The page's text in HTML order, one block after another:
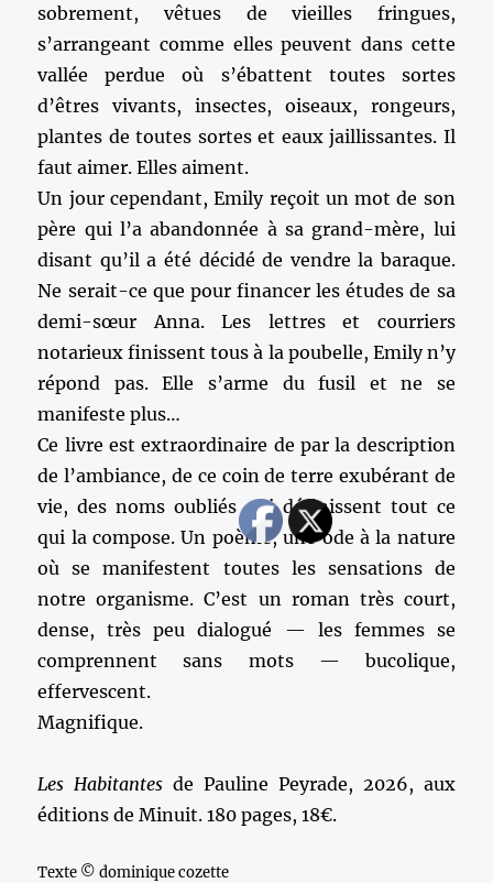
sobrement, vêtues de vieilles fringues,
s’arrangeant comme elles peuvent dans cette
vallée perdue où s’ébattent toutes sortes
d’êtres vivants, insectes, oiseaux, rongeurs,
plantes de toutes sortes et eaux jaillissantes. Il
faut aimer. Elles aiment.
Un jour cependant, Emily reçoit un mot de son
père qui l’a abandonnée à sa grand-mère, lui
disant qu’il a été décidé de vendre la baraque.
Ne serait-ce que pour financer les études de sa
demi-sœur Anna. Les lettres et courriers
notarieux finissent tous à la poubelle, Emily n’y
répond pas. Elle s’arme du fusil et ne se
manifeste plus…
Ce livre est extraordinaire de par la description
de l’ambiance, de ce coin de terre exubérant de
vie, des noms oubliés qui définissent tout ce
qui la compose. Un poème, une ode à la nature
où se manifestent toutes les sensations de
notre organisme. C’est un roman très court,
dense, très peu dialogué — les femmes se
comprennent sans mots — bucolique,
effervescent.
Magnifique.
Les Habitantes de Pauline Peyrade, 2026, aux
éditions de Minuit. 180 pages, 18€.
Texte © dominique cozette